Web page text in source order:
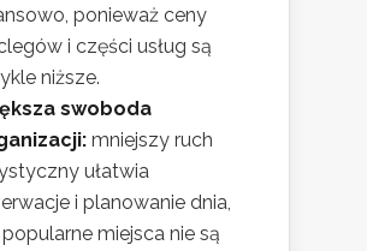
ponieważ ceny
i części usług są
niższe.
swoboda
mniejszy ruch
ułatwia
i planowanie dnia,
miejsca nie są